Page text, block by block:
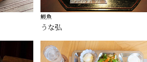
鰻魚
うな弘